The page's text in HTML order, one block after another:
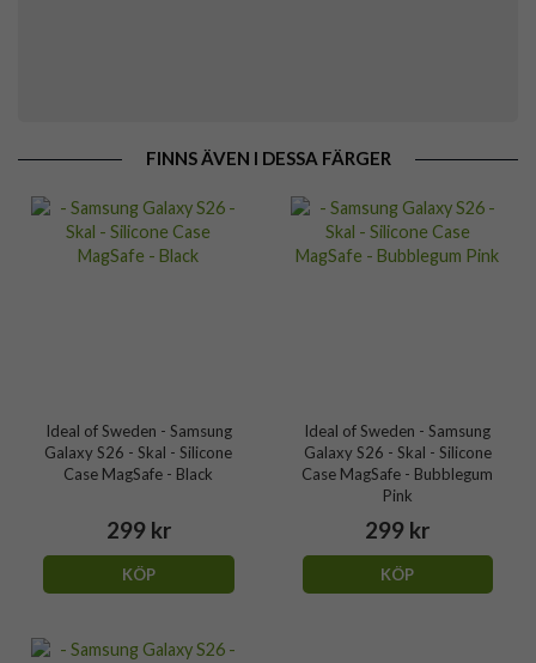
FINNS ÄVEN I DESSA FÄRGER
Ideal of Sweden - Samsung
Galaxy S26 - Skal - Silicone
Case MagSafe - Black
299 kr
KÖP
Ideal of Sweden - Samsung
Galaxy S26 - Skal - Silicone
Case MagSafe - Bubblegum
Pink
299 kr
KÖP